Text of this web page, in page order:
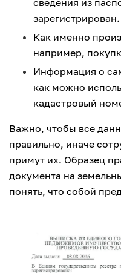
сведения из
зарегистрирован.
Как именно
например,
Информация о
как можно
кадастровый
Важно, чтобы все
правильно, иначе
примут их. Образец
документа на
понять, что собой